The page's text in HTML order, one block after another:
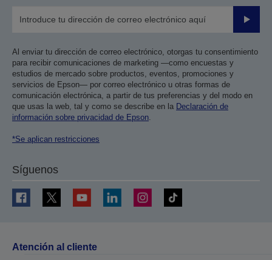
Enviar
Al enviar tu dirección de correo electrónico, otorgas tu consentimiento
para recibir comunicaciones de marketing —como encuestas y
estudios de mercado sobre productos, eventos, promociones y
servicios de Epson— por correo electrónico u otras formas de
comunicación electrónica, a partir de tus preferencias y del modo en
que usas la web, tal y como se describe en la Declaración de
información sobre privacidad de Epson.
*Se aplican restricciones
Síguenos
Atención al cliente